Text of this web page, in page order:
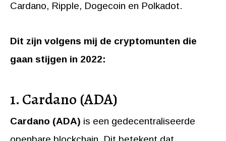
Cardano, Ripple, Dogecoin en Polkadot.
Dit zijn volgens mij de cryptomunten die
gaan stijgen in 2022:
1. Cardano (ADA)
Cardano (ADA) is een gedecentraliseerde